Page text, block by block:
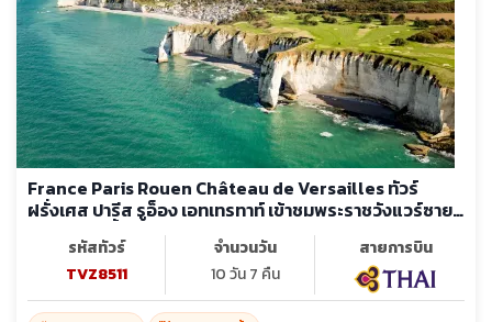
France Paris Rouen Château de Versailles ทัวร์
ฝรั่งเศส ปารีส รูอ็อง เอทเทรทาท์ เข้าชมพระราชวังแวร์ซายน์
ล่องเรือแม่น้ำแซนน์
รหัสทัวร์
TVZ8511
จำนวนวัน
10 วัน 7 คืน
สายการบิน